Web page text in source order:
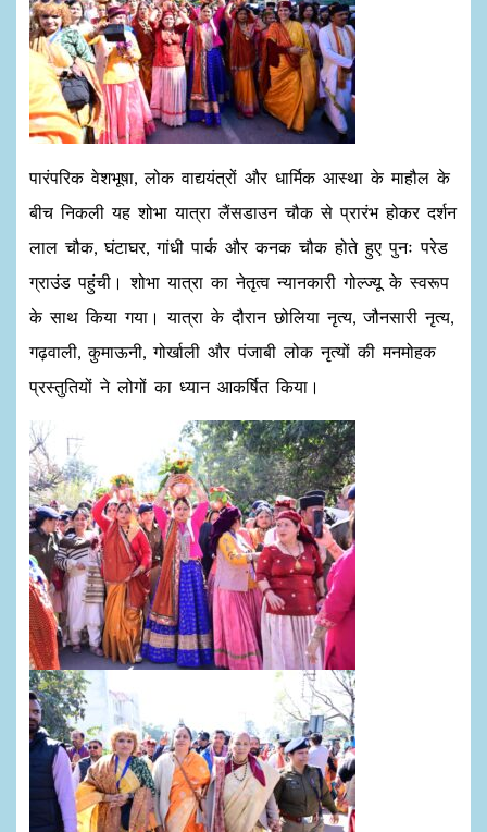
पारंपरिक वेशभूषा, लोक वाद्ययंत्रों और धार्मिक आस्था के माहौल के
बीच निकली यह शोभा यात्रा लैंसडाउन चौक से प्रारंभ होकर दर्शन
लाल चौक, घंटाघर, गांधी पार्क और कनक चौक होते हुए पुनः परेड
ग्राउंड पहुंची। शोभा यात्रा का नेतृत्व न्यानकारी गोल्ज्यू के स्वरूप
के साथ किया गया। यात्रा के दौरान छोलिया नृत्य, जौनसारी नृत्य,
गढ़वाली, कुमाऊनी, गोर्खाली और पंजाबी लोक नृत्यों की मनमोहक
प्रस्तुतियों ने लोगों का ध्यान आकर्षित किया।